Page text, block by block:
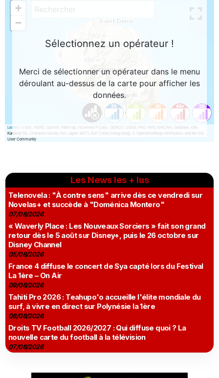
Les News les + lus
Telenovela : "À contre sens" arrive dès ce vendredi sur
Novelas+ et succède à "Doménica Montero"
07/08/2026
« Waverly Place : Les Nouveaux Sorciers » fait son grand
retour dès le 5 août sur Disney+, puis le 26 octobre sur
Disney Channel
05/08/2026
France 4 diffuse le concert de Sya capté lors du Festival
La 1ère – On Air
09/08/2026
Tahiti Pro 2026 : Teahupo'o accueille l'élite mondiale du
surf, à vivre en direct sur Polynésie la 1ère
08/08/2026
Droits TV Football 2026/2027 : Qui diffuse quoi ? La
nouvelle carte du football à la télévision
07/08/2026